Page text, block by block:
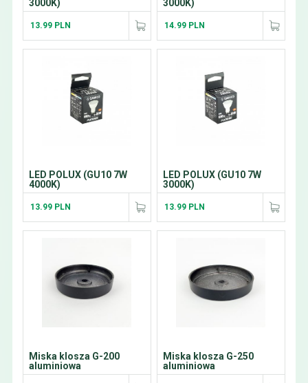
3000K)
13.99 PLN
3000K)
14.99 PLN
LED POLUX (GU10 7W
4000K)
13.99 PLN
LED POLUX (GU10 7W
3000K)
13.99 PLN
Miska klosza G-200
aluminiowa
Miska klosza G-250
aluminiowa